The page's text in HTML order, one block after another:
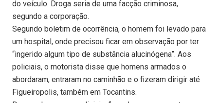
do veículo. Droga seria de uma facção criminosa,
segundo a corporação.
Segundo boletim de ocorrência, o homem foi levado para
um hospital, onde precisou ficar em observação por ter
“ingerido algum tipo de substância alucinógena”. Aos
policiais, o motorista disse que homens armados o
abordaram, entraram no caminhão e o fizeram dirigir até
Figueiropolis, também em Tocantins.